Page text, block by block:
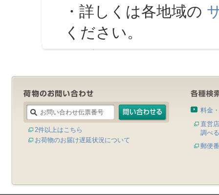
・詳しくは各地域の
ください。
2件以上はこちら
お荷物のお届け遅延状況について
料金
直営
調べる
郵便